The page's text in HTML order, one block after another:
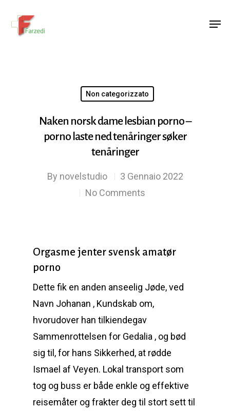
Non categorizzato
Naken norsk dame lesbian porno –
porno laste ned tenåringer søker
tenåringer
By novelstudio
3 Gennaio 2022
No Comments
Orgasme jenter svensk amatør
porno
Dette fik en anden anseelig Jøde, ved
Navn Johanan , Kundskab om,
hvorudover han tilkiendegav
Sammenrottelsen for Gedalia , og bød
sig til, for hans Sikkerhed, at rødde
Ismael af Veyen. Lokal transport som
tog og buss er både enkle og effektive
reisemåter og frakter deg til stort sett til